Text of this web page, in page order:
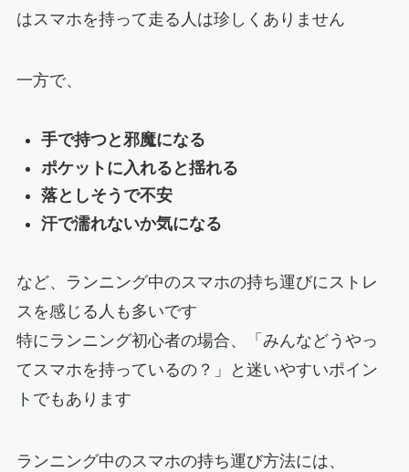
はスマホを持って走る人は珍しくありません
一方で、
手で持つと邪魔になる
ポケットに入れると揺れる
落としそうで不安
汗で濡れないか気になる
など、ランニング中のスマホの持ち運びにストレ
スを感じる人も多いです
特にランニング初心者の場合、「みんなどうやっ
てスマホを持っているの？」と迷いやすいポイン
トでもあります
ランニング中のスマホの持ち運び方法には、